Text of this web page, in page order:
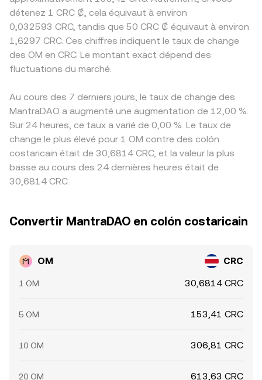
détenez 1 CRC ₡, cela équivaut à environ
0,032593 CRC, tandis que 50 CRC ₡ équivaut à environ
1,6297 CRC. Ces chiffres indiquent le taux de change
des OM en CRC. Le montant exact dépend des
fluctuations du marché.
Au cours des 7 derniers jours, le taux de change des
MantraDAO a augmenté une augmentation de 12,00 %.
Sur 24 heures, ce taux a varié de 0,00 %. Le taux de
change le plus élevé pour 1 OM contre des colón
costaricain était de 30,6814 CRC, et la valeur la plus
basse au cours des 24 dernières heures était de
30,6814 CRC.
Convertir MantraDAO en colón costaricain
OM CRC
1 OM 30,6814 CRC
5 OM 153,41 CRC
10 OM 306,81 CRC
20 OM 613,63 CRC